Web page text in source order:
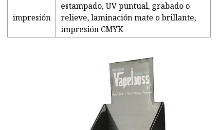
impresión
estampado, UV puntual, grabado o
relieve, laminación mate o brillante,
impresión CMYK